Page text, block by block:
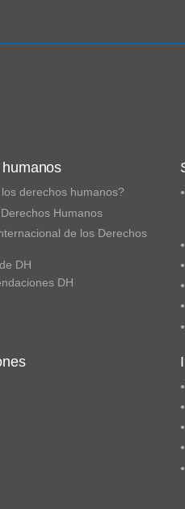
derechos humanos?
Humanos
de los Derechos
DH
DH